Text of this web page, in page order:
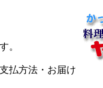
。
払方法・お届け